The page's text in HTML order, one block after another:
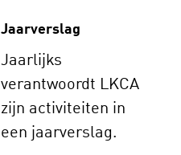
Jaarverslag
Jaarlijks
verantwoordt LKCA
zijn activiteiten in
een jaarverslag.